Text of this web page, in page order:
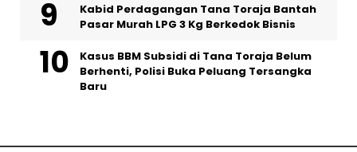
Kabid Perdagangan Tana Toraja Bantah
Pasar Murah LPG 3 Kg Berkedok Bisnis
Kasus BBM Subsidi di Tana Toraja Belum
Berhenti, Polisi Buka Peluang Tersangka
Baru